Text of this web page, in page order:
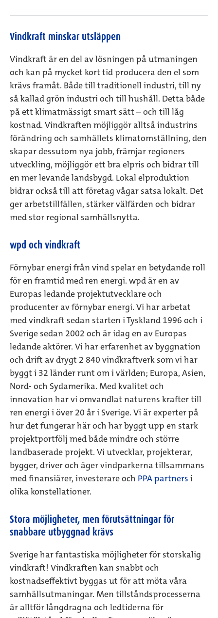
Vindkraft minskar utsläppen
Vindkraft är en del av lösningen på utmaningen
och kan på mycket kort tid producera den el som
krävs framåt. Både till traditionell industri, till ny
så kallad grön industri och till hushåll. Detta både
på ett klimatmässigt smart sätt – och till låg
kostnad. Vindkraften möjliggör alltså industrins
förändring och samhällets klimatomställning, den
skapar dessutom nya jobb, främjar regioners
utveckling, möjliggör ett bra elpris och bidrar till
en mer levande landsbygd. Lokal elproduktion
bidrar också till att företag vågar satsa lokalt. Det
ger arbetstillfällen, stärker välfärden och bidrar
med stor regional samhällsnytta.
wpd och vindkraft
Förnybar energi från vind spelar en betydande roll
för en framtid med ren energi. wpd är en av
Europas ledande projektutvecklare och
producenter av förnybar energi. Vi har arbetat
med vindkraft sedan starten i Tyskland 1996 och i
Sverige sedan 2002 och är idag en av Europas
ledande aktörer. Vi har erfarenhet av byggnation
och drift av drygt 2 840 vindkraftverk som vi har
byggt i 32 länder runt om i världen; Europa, Asien,
Nord- och Sydamerika. Med kvalitet och
innovation har vi omvandlat naturens krafter till
ren energi i över 20 år i Sverige. Vi är experter på
hur det fungerar här och har byggt upp en stark
projektportfölj med både mindre och större
landbaserade projekt. Vi utvecklar, projekterar,
bygger, driver och äger vindparkerna tillsammans
med finansiärer, investerare och PPA partners i
olika konstellationer.
Stora möjligheter, men förutsättningar för
snabbare utbyggnad krävs
Sverige har fantastiska möjligheter för storskalig
vindkraft! Vindkraften kan snabbt och
kostnadseffektivt byggas ut för att möta våra
samhällsutmaningar. Men tillståndsprocesserna
är alltför långdragna och ledtiderna för